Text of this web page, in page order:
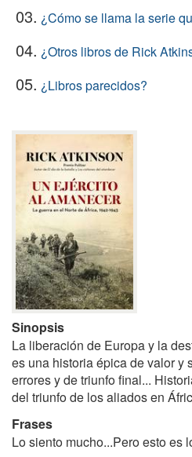
03. ¿Cómo se llama la serie
04. ¿Otros libros de Rick
05. ¿Libros parecidos?
Sinopsis
La liberación de Europa y la
es una historia épica de valor y
errores y de triunfo final...
del triunfo de los aliados en
Frases
Lo siento mucho...Pero esto es